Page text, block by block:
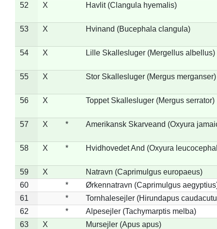
52 X Havlit (Clangula hyemalis)
53 X Hvinand (Bucephala clangula)
54 X Lille Skallesluger (Mergellus albellus)
55 X Stor Skallesluger (Mergus merganser)
56 X Toppet Skallesluger (Mergus serrator)
57 X * Amerikansk Skarveand (Oxyura
58 X * Hvidhovedet And (Oxyura
59 X
Natravn (Caprimulgus europaeus)
60
*
Ørkennatravn (Caprimulgus
61
*
Tornhalesejler (Hirundapus
62
*
Alpesejler (Tachymarptis melba)
63
X Mursejler (Apus apus)